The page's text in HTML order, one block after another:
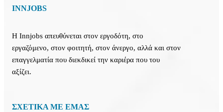
INNJOBS
Η Innjobs απευθύνεται στον εργοδότη, στο
εργαζόμενο, στον φοιτητή, στον άνεργο, αλλά και στον
επαγγελματία που διεκδικεί την καριέρα που του
αξίζει.
ΣΧΕΤΙΚΑ ΜΕ ΕΜΑΣ